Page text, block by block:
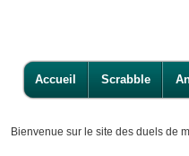
Accueil Scrabble
Bienvenue sur le site des duels de